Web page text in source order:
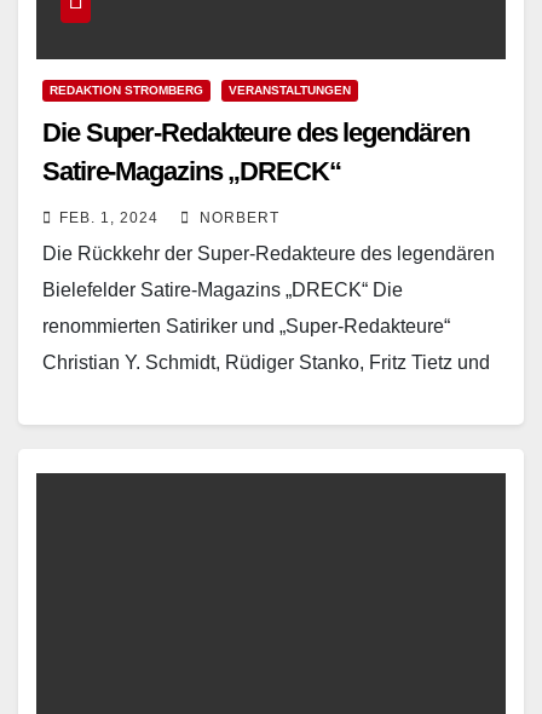
REDAKTION STROMBERG VERANSTALTUNGEN
Die Super-Redakteure des legendären
Satire-Magazins „DRECK“
FEB. 1, 2024 NORBERT
Die Rückkehr der Super-Redakteure des legendären
Bielefelder Satire-Magazins „DRECK“ Die
renommierten Satiriker und „Super-Redakteure“
Christian Y. Schmidt, Rüdiger Stanko, Fritz Tietz und